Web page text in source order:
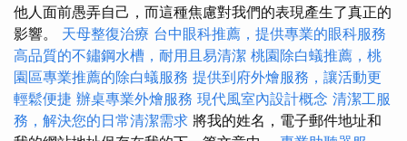
他人面前愚弄自己，而這種焦慮對我們的表現產生了真正的
影響。 天母整復治療 台中眼科推薦，提供專業的眼科服務
高品質的不鏽鋼水槽，耐用且易清潔 桃園除白蟻推薦，桃
園區專業推薦的除白蟻服務 提供到府外燴服務，讓活動更
輕鬆便捷 辦桌專業外燴服務 現代風室內設計概念 清潔工服
務，解決您的日常清潔需求 將我的姓名，電子郵件地址和